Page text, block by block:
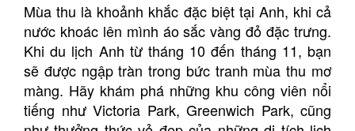
Mùa thu là khoảnh khắc đặc biệt tại Anh, khi cả
nước khoác lên mình áo sắc vàng đỏ đặc trưng.
Khi du lịch Anh từ tháng 10 đến tháng 11, bạn
sẽ được ngập tràn trong bức tranh mùa thu mơ
màng. Hãy khám phá những khu công viên nổi
tiếng như Victoria Park, Greenwich Park, cũng